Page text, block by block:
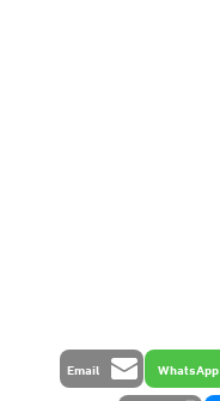
WhatsApp
Email